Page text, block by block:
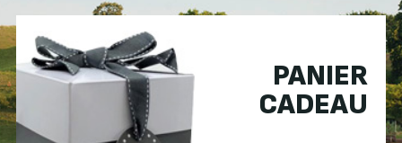
PANIER
CADEAU